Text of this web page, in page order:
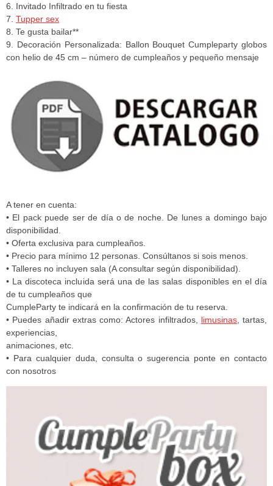
6. Invitado Infiltrado en tu fiesta
7. Tupper sex
8. Te gusta bailar**
9. Decoración Personalizada: Ballon Bouquet Cumpleparty globos
con helio de 45 cm – número de cumpleaños y pequeño mensaje
A tener en cuenta:
• El pack puede ser de día o de noche. De lunes a domingo bajo
disponibilidad.
• Oferta exclusiva para cumpleaños.
• Precio para mínimo 12 personas. Consúltanos si sois menos.
• Talleres no incluyen sala (A consultar según disponibilidad).
• La discoteca incluida será una de las salas disponibles en el día
de tu cumpleaños que
CumpleParty te indicará en la confirmación de tu reserva.
• Puedes añadir extras como: Actores infiltrados, limusinas, tartas,
experiencias,
animaciones, etc.
• Para cualquier duda, consulta o sugerencia ponte en contacto
con nosotros